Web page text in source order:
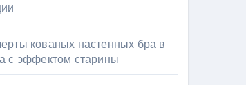
кованых настенных бра в
с эффектом старины